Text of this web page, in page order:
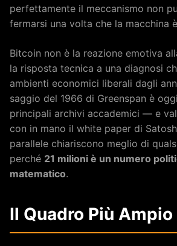
perfettamente il meccanismo non
fermarsi una volta che la macchina
Bitcoin non è la reazione emotiva
la risposta tecnica a una diagnosi
ambienti economici liberali dagli
saggio del 1966 di Greenspan è
principali archivi accademici — e
con in mano il white paper di
parallele chiariscono meglio di
perché 21 milioni è un numero
matematico.
Il Quadro Più Ampio